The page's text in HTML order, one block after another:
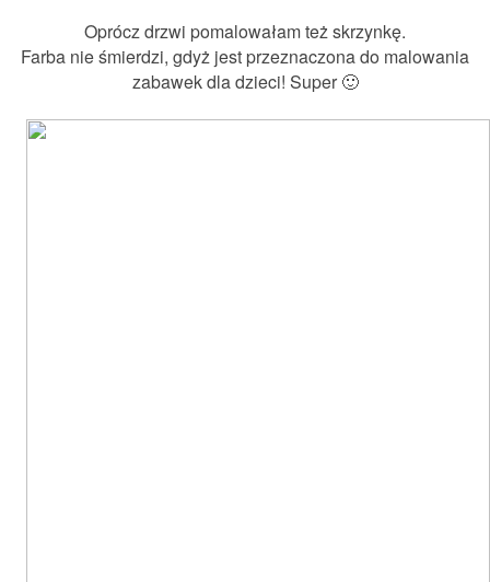
Oprócz drzwi pomalowałam też skrzynkę.
Farba nie śmierdzi, gdyż jest przeznaczona do malowania
zabawek dla dzieci! Super 🙂